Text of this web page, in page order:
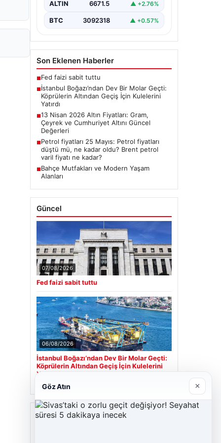
ALTIN 6671.5 ▲ +2.76%
BTC 3092318 ▲ +0.57%
Son Eklenen Haberler
■Fed faizi sabit tuttu
■İstanbul Boğazı’ndan Dev Bir Molar Geçti:
Köprülerin Altından Geçiş İçin Kulelerini
Yatırdı
■13 Nisan 2026 Altın Fiyatları: Gram,
Çeyrek ve Cumhuriyet Altını Güncel
Değerleri
■Petrol fiyatları 25 Mayıs: Petrol fiyatları
düştü mü, ne kadar oldu? Brent petrol
varil fiyatı ne kadar?
■Bahçe Mutfakları ve Modern Yaşam
Alanları
Güncel
07/08/2026
Fed faizi sabit tuttu
06/08/2026
İstanbul Boğazı’ndan Dev Bir Molar Geçti:
Köprülerin Altından Geçiş İçin Kulelerini
Yatırdı
Son Eklenen Firmalar
Göz Atın ×